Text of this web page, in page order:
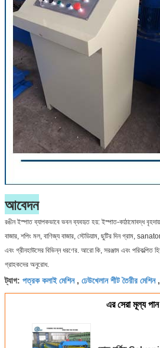
আবেদন
রঙীন ইস্পাত ব্যাপকভাবে ভবন ব্যবহৃত হয়: ইস্পাত-কাঠামোবদ্ধ
বাজার, শপিং মল, বাণিজ্য বাজার, স্টেডিয়াম, ছুটির দিন গ্রাম,
এবং গ্রীনহাউসের বিভিন্ন ধরণের. আরো কি, সরঞ্জাম এবং পরিকল্পিত
গ্রাহকদের অনুরোধ.
ট্যাগ: পত্রক কলাই মেশিন, ঢেউখেলান শীট তৈরীর মেশিন,
এর সেরা মূল্য পান